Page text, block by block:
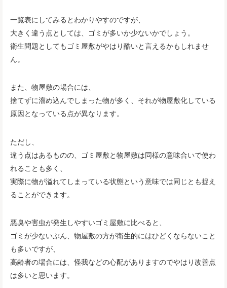
一覧表にしてみるとわかりやすのですが、
大きく違う点としては、ゴミが多いか少ないかでしょう。
衛生問題としてもゴミ屋敷がやはり酷いと言えるかもしれませ
ん。
また、物屋敷の場合には、
捨てずに溜め込んでしまった物が多く、それが物屋敷化している
原因となっている点が異なります。
ただし、
違う点はあるものの、ゴミ屋敷と物屋敷は同様の意味合いで使わ
れることも多く、
実際に物が溢れてしまっている状態という意味では同じとも捉え
ることができます。
悪臭や害虫が発生しやすいゴミ屋敷に比べると、
ゴミが少ないぶん、物屋敷の方が衛生的にはひどくならないこと
も多いですが、
高齢者の場合には、怪我などの心配がありますのでやはり改善点
は多いと思います。